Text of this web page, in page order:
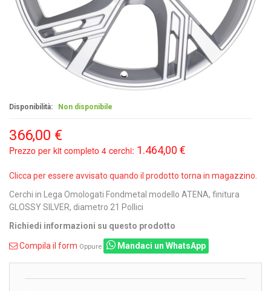
Disponibilità: Non disponibile
366,00 €
Prezzo per kit completo 4 cerchi: 1.464,00 €
Clicca per essere avvisato quando il prodotto torna in magazzino.
Cerchi in Lega Omologati Fondmetal modello ATENA, finitura
GLOSSY SILVER, diametro 21 Pollici
Richiedi informazioni su questo prodotto
Compila il form Oppure Mandaci un WhatsApp